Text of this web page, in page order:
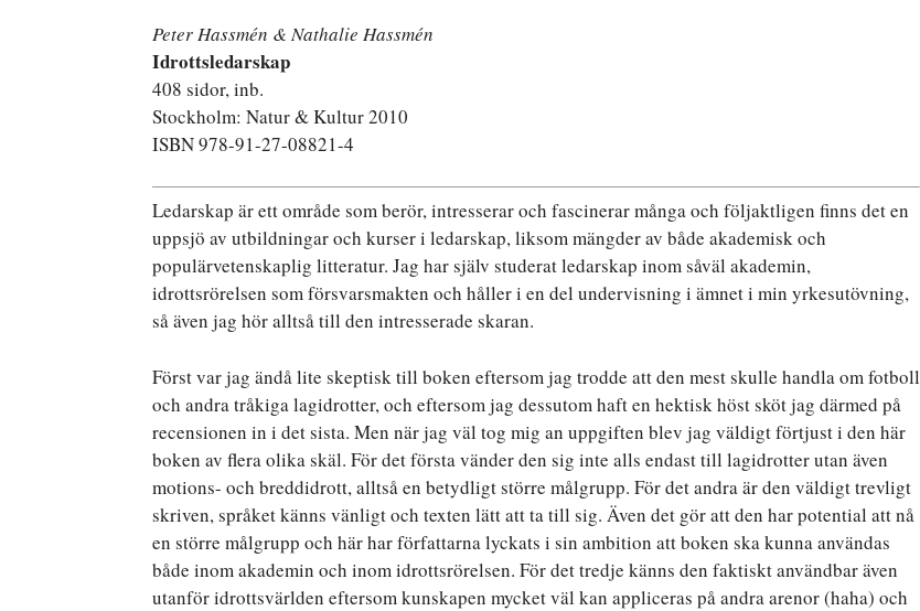
Peter Hassmén & Nathalie Hassmén
Idrottsledarskap
408 sidor, inb.
Stockholm: Natur & Kultur 2010
ISBN 978-91-27-08821-4
Ledarskap är ett område som berör, intresserar och fascinerar många och följaktligen finns det en
uppsjö av utbildningar och kurser i ledarskap, liksom mängder av både akademisk och
populärvetenskaplig litteratur. Jag har själv studerat ledarskap inom såväl akademin,
idrottsrörelsen som försvarsmakten och håller i en del undervisning i ämnet i min yrkesutövning,
så även jag hör alltså till den intresserade skaran.
Först var jag ändå lite skeptisk till boken eftersom jag trodde att den mest skulle handla om fotboll
och andra tråkiga lagidrotter, och eftersom jag dessutom haft en hektisk höst sköt jag därmed på
recensionen in i det sista. Men när jag väl tog mig an uppgiften blev jag väldigt förtjust i den här
boken av flera olika skäl. För det första vänder den sig inte alls endast till lagidrotter utan även
motions- och breddidrott, alltså en betydligt större målgrupp. För det andra är den väldigt trevligt
skriven, språket känns vänligt och texten lätt att ta till sig. Även det gör att den har potential att nå
en större målgrupp och här har författarna lyckats i sin ambition att boken ska kunna användas
både inom akademin och inom idrottsrörelsen. För det tredje känns den faktiskt användbar även
utanför idrottsvärlden eftersom kunskapen mycket väl kan appliceras på andra arenor (haha) och